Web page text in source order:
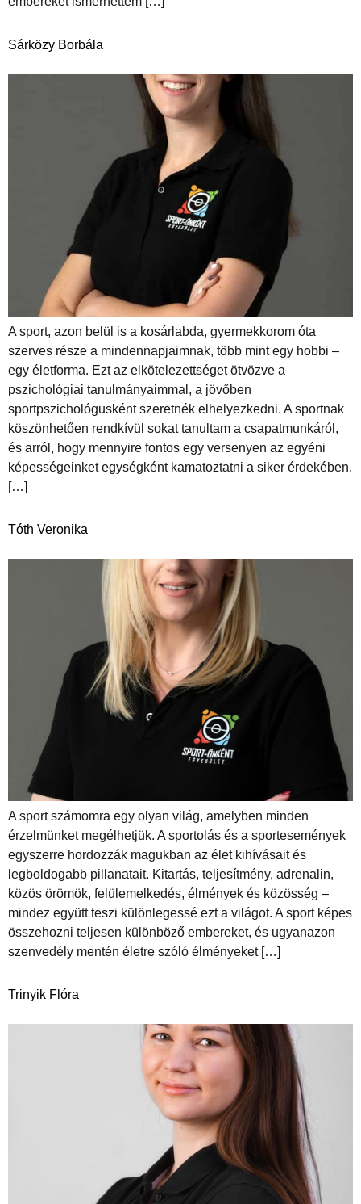
Sárközy Borbála
A sport, azon belül is a kosárlabda, gyermekkorom óta
szerves része a mindennapjaimnak, több mint egy hobbi –
egy életforma. Ezt az elkötelezettséget ötvözve a
pszichológiai tanulmányaimmal, a jövőben
sportpszichológusként szeretnék elhelyezkedni. A sportnak
köszönhetően rendkívül sokat tanultam a csapatmunkáról,
és arról, hogy mennyire fontos egy versenyen az egyéni
képességeinket egységként kamatoztatni a siker érdekében.
[…]
Tóth Veronika
A sport számomra egy olyan világ, amelyben minden
érzelmünket megélhetjük. A sportolás és a sportesemények
egyszerre hordozzák magukban az élet kihívásait és
legboldogabb pillanatait. Kitartás, teljesítmény, adrenalin,
közös örömök, felülemelkedés, élmények és közösség –
mindez együtt teszi különlegessé ezt a világot. A sport képes
összehozni teljesen különböző embereket, és ugyanazon
szenvedély mentén életre szóló élményeket […]
Trinyik Flóra